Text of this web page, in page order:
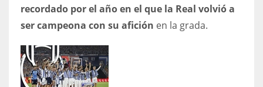
recordado por el año en el que la Real volvió a
ser campeona con su afición en la grada.